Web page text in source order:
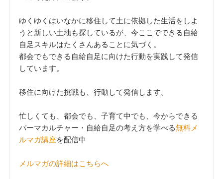
ゆくゆくはいなかに移住して土に依拠した生活をしよ
うと新しい土地も探しているが、今ここでできる自給
自足スキルはたくさんあることに気づく。
都会でもできる自給自足に向けた行動を実践して発信
しています。
移住に向けた挑戦も、行動して発信します。
忙しくても、都会でも、子育て中でも、今からできる
パーマカルチャー・自給自足の考え方を学べる無料メ
ルマガ講座を配信中
メルマガの詳細はこちらへ